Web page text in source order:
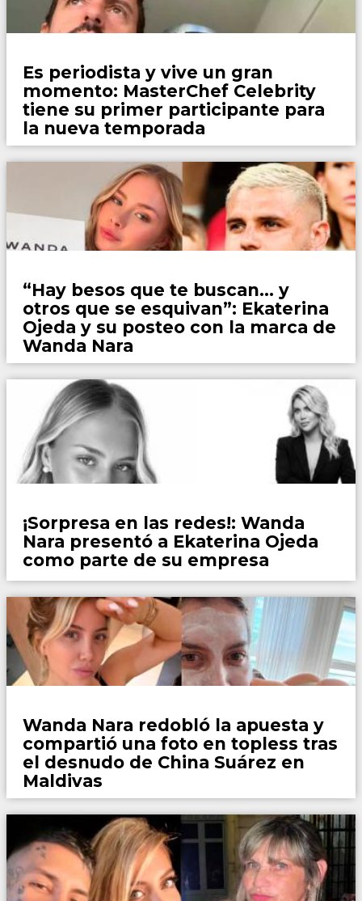
Es periodista y vive un gran
momento: MasterChef Celebrity
tiene su primer participante para
la nueva temporada
“Hay besos que te buscan… y
otros que se esquivan”: Ekaterina
Ojeda y su posteo con la marca de
Wanda Nara
¡Sorpresa en las redes!: Wanda
Nara presentó a Ekaterina Ojeda
como parte de su empresa
Wanda Nara redobló la apuesta y
compartió una foto en topless tras
el desnudo de China Suárez en
Maldivas